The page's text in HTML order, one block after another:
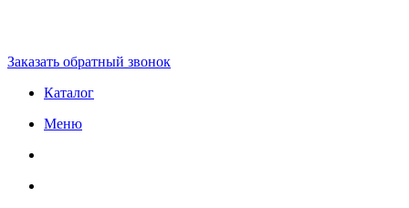
Заказать обратный звонок
Каталог
Меню